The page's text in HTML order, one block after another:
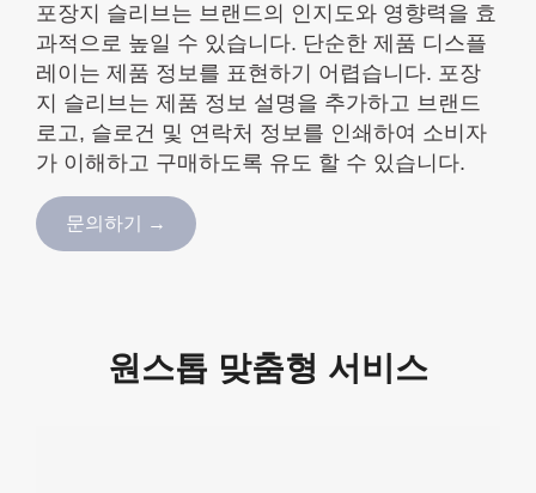
포장지 슬리브는 브랜드의 인지도와 영향력을 효
과적으로 높일 수 있습니다. 단순한 제품 디스플
레이는 제품 정보를 표현하기 어렵습니다. 포장
지 슬리브는 제품 정보 설명을 추가하고 브랜드
로고, 슬로건 및 연락처 정보를 인쇄하여 소비자
가 이해하고 구매하도록 유도 할 수 있습니다.
문의하기 →
원스톱 맞춤형 서비스